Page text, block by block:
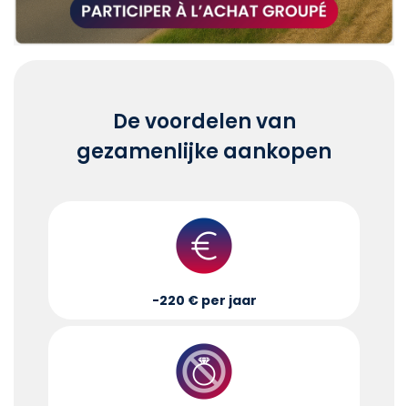
De voordelen van
gezamenlijke aankopen
-220 € per jaar